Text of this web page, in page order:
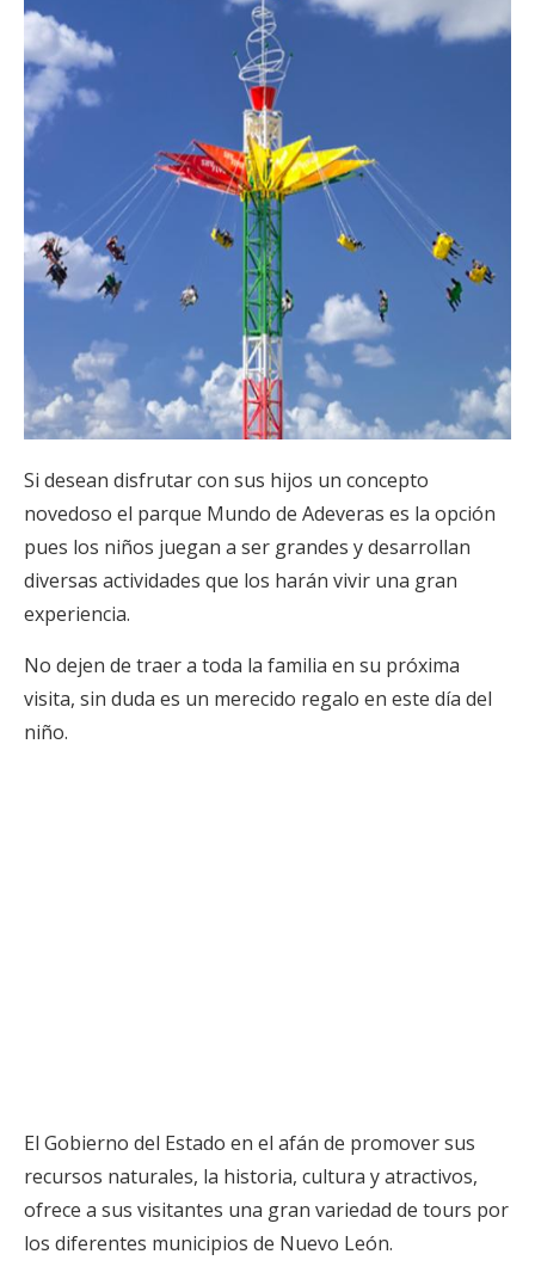
Si desean disfrutar con sus hijos un concepto
novedoso el parque Mundo de Adeveras es la opción
pues los niños juegan a ser grandes y desarrollan
diversas actividades que los harán vivir una gran
experiencia.
No dejen de traer a toda la familia en su próxima
visita, sin duda es un merecido regalo en este día del
niño.
El Gobierno del Estado en el afán de promover sus
recursos naturales, la historia, cultura y atractivos,
ofrece a sus visitantes una gran variedad de tours por
los diferentes municipios de Nuevo León.